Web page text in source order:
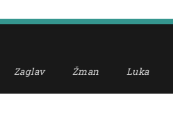
Zaglav Žman Luka